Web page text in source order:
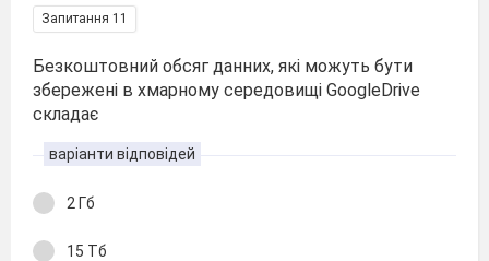
Запитання 11
Безкоштовний обсяг данних, які можуть бути
збережені в хмарному середовищі GoogleDrive
складає
варіанти відповідей
2 Гб
15 Тб